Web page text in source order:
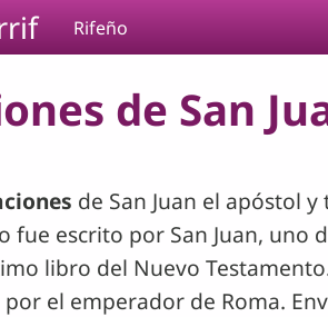
Rifeño
de San
de San Juan el apóstol
fue escrito por San Juan, uno
libro del Nuevo
el emperador de Roma.